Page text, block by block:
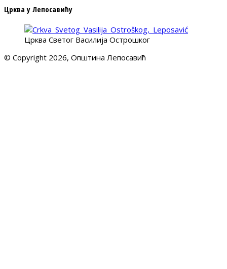
Црква у Лепосавићу
Црква Светог Василија Острошког
© Copyright 2026, Општина Лепосавић